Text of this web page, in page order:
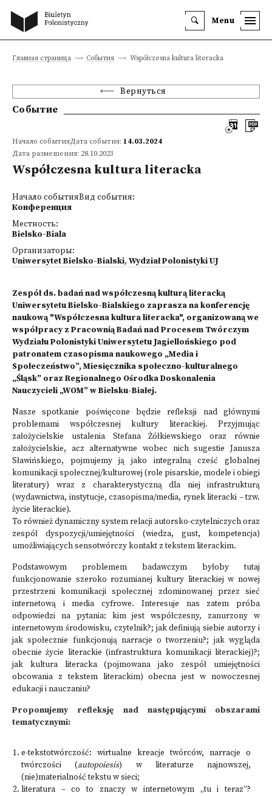
Menu
Главная страница События Współczesna kultura literacka
Вернуться
Событие
Начало событияДата события: 14.03.2024
Дата размещения: 28.10.2023
Współczesna kultura literacka
Начало событияВид события:
Конференция
Местность:
Bielsko-Biala
Организаторы:
Uniwersytet Bielsko-Bialski, Wydział Polonistyki UJ
Zespół ds. badań nad współczesną kulturą literacką
Uniwersytetu Bielsko-Bialskiego zaprasza na konferencję
naukową "Współczesna kultura literacka", organizowaną we
współpracy z Pracownią Badań nad Procesem Twórczym
Wydziału Polonistyki Uniwersytetu Jagiellońskiego pod
patronatem czasopisma naukowego „Media i
Społeczeństwo”, Miesięcznika społeczno-kulturalnego
„Śląsk” oraz Regionalnego Ośrodka Doskonalenia
Nauczycieli „WOM” w Bielsku-Białej.
Nasze spotkanie poświęcone będzie refleksji nad głównymi
problemami współczesnej kultury literackiej. Przyjmując
założycielskie ustalenia Stefana Żółkiewskiego oraz równie
założycielskie, acz alternatywne wobec nich sugestie Janusza
Sławińskiego, pojmujemy ją jako integralną cześć globalnej
komunikacji społecznej/kulturowej (role pisarskie, modele i obiegi
literatury) wraz z charakterystyczną dla niej infrastrukturą
(wydawnictwa, instytucje, czasopisma/media, rynek literacki – tzw.
życie literackie).
To również dynamiczny system relacji autorsko-czytelniczych oraz
zespół dyspozycji/umiejętności (wiedza, gust, kompetencja)
umożliwiających sensotwórczy kontakt z tekstem literackim.
Podstawowym problemem badawczym byłoby tutaj
funkcjonowanie szeroko rozumianej kultury literackiej w nowej
przestrzeni komunikacji społecznej zdominowanej przez sieć
internetową i media cyfrowe. Interesuje nas zatem próba
odpowiedzi na pytania: kim jest współczesny, zanurzony w
internetowym środowisku, czytelnik?; jak definiują siebie autorzy i
jak społecznie funkcjonują narracje o tworzeniu?; jak wygląda
obecnie życie literackie (infrastruktura komunikacji literackiej)?;
jak kultura literacka (pojmowana jako zespół umiejętności
obcowania z tekstem literackim) obecna jest w nowoczesnej
edukacji i nauczaniu?
Proponujemy refleksję nad następującymi obszarami
tematycznymi:
e-tekstotwórczość: wirtualne kreacje twórców, narracje o
twórczości (autopoiesis) w literaturze najnowszej,
(nie)materialność tekstu w sieci;
literatura – co to znaczy w internetowym „tu i teraz”?